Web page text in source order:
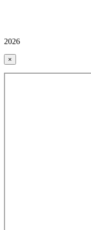
2026
×